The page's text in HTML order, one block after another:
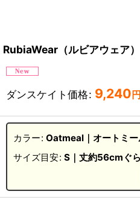
RubiaWear（ルビアウェア
ダンスケイト価格: 9,240 円
カラー: Oatmeal｜オートミー
サイズ目安: S｜丈約56cmぐ